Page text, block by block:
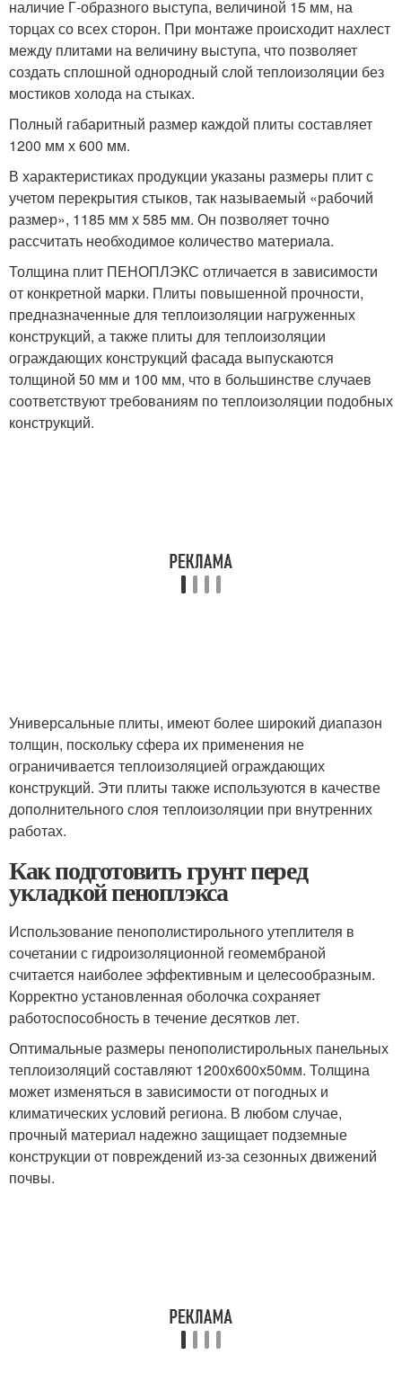
наличие Г-образного выступа, величиной 15 мм, на
торцах со всех сторон. При монтаже происходит нахлест
между плитами на величину выступа, что позволяет
создать сплошной однородный слой теплоизоляции без
мостиков холода на стыках.
Полный габаритный размер каждой плиты составляет
1200 мм х 600 мм.
В характеристиках продукции указаны размеры плит с
учетом перекрытия стыков, так называемый «рабочий
размер», 1185 мм х 585 мм. Он позволяет точно
рассчитать необходимое количество материала.
Толщина плит ПЕНОПЛЭКС отличается в зависимости
от конкретной марки. Плиты повышенной прочности,
предназначенные для теплоизоляции нагруженных
конструкций, а также плиты для теплоизоляции
ограждающих конструкций фасада выпускаются
толщиной 50 мм и 100 мм, что в большинстве случаев
соответствуют требованиям по теплоизоляции подобных
конструкций.
Универсальные плиты, имеют более широкий диапазон
толщин, поскольку сфера их применения не
ограничивается теплоизоляцией ограждающих
конструкций. Эти плиты также используются в качестве
дополнительного слоя теплоизоляции при внутренних
работах.
Как подготовить грунт перед
укладкой пеноплэкса
Использование пенополистирольного утеплителя в
сочетании с гидроизоляционной геомембраной
считается наиболее эффективным и целесообразным.
Корректно установленная оболочка сохраняет
работоспособность в течение десятков лет.
Оптимальные размеры пенополистирольных панельных
теплоизоляций составляют 1200х600х50мм. Толщина
может изменяться в зависимости от погодных и
климатических условий региона. В любом случае,
прочный материал надежно защищает подземные
конструкции от повреждений из-за сезонных движений
почвы.